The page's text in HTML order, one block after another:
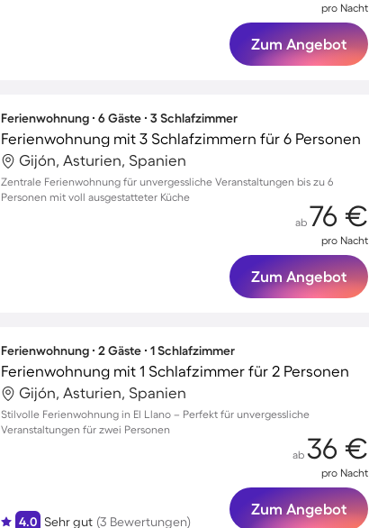
pro Nacht
Zum Angebot
Ferienwohnung ∙ 6 Gäste ∙ 3 Schlafzimmer
Ferienwohnung mit 3 Schlafzimmern für 6 Personen
Gijón, Asturien, Spanien
Zentrale Ferienwohnung für unvergessliche Veranstaltungen bis zu 6
Personen mit voll ausgestatteter Küche
ab 76 €
pro Nacht
Zum Angebot
Ferienwohnung ∙ 2 Gäste ∙ 1 Schlafzimmer
Ferienwohnung mit 1 Schlafzimmer für 2 Personen
Gijón, Asturien, Spanien
Stilvolle Ferienwohnung in El Llano – Perfekt für unvergessliche
Veranstaltungen für zwei Personen
4.0 Sehr gut (3 Bewertungen)
ab 36 €
pro Nacht
Zum Angebot